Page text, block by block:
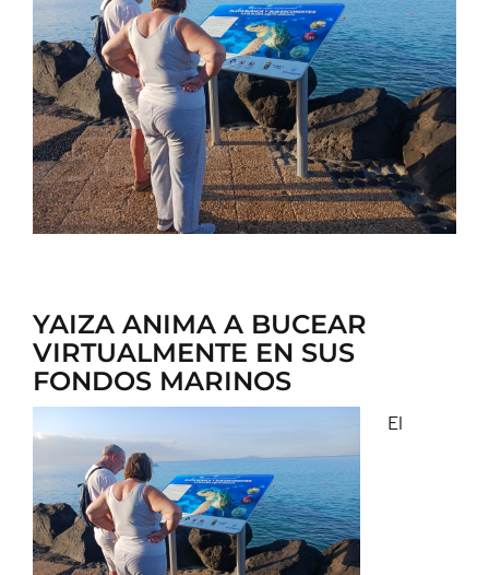
CONTACTO
YAIZA ANIMA A BUCEAR
VIRTUALMENTE EN SUS
FONDOS MARINOS
El